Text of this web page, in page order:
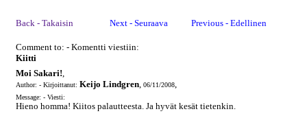
Back - Takaisin Next - Seuraava Previous - Edellinen
Comment to: - Komentti viestiin:
Kiitti
Moi Sakari!,
Author: - Kirjoittanut: Keijo Lindgren, 06/11/2008,
Message: - Viesti:
Hieno homma! Kiitos palautteesta. Ja hyvät kesät tietenkin.